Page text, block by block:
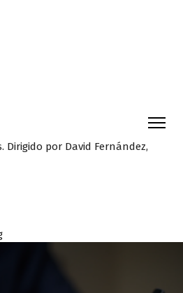
Dirigido por David Fernández,